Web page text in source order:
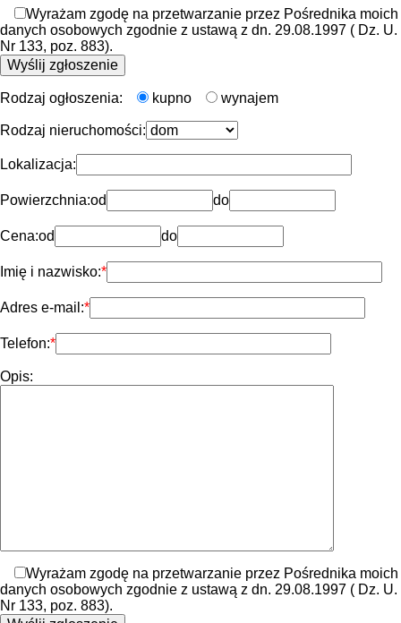
Wyrażam zgodę na przetwarzanie przez Pośrednika moich
danych osobowych zgodnie z ustawą z dn. 29.08.1997 ( Dz. U.
Nr 133, poz. 883).
Rodzaj ogłoszenia: kupno wynajem
Rodzaj nieruchomości:
Lokalizacja:
Powierzchnia:od do
Cena:od do
Imię i nazwisko:
Adres e-mail:
Telefon:
Opis:
Wyrażam zgodę na przetwarzanie przez Pośrednika moich
danych osobowych zgodnie z ustawą z dn. 29.08.1997 ( Dz. U.
Nr 133, poz. 883).